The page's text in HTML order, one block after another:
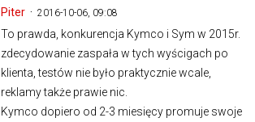
Piter 2016-10-06, 09:08
To prawda, konkurencja Kymco i Sym w 2015r.
zdecydowanie zaspała w tych wyścigach po
klienta, testów nie było praktycznie wcale,
reklamy także prawie nic.
Kymco dopiero od 2-3 miesięcy promuje swoje